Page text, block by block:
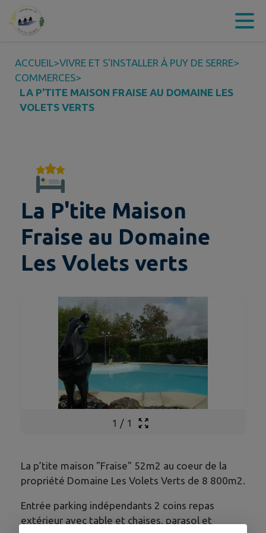
Contenu
ACCUEIL>VIVRE ET S'INSTALLER À PUY DE SERRE>
COMMERCES>
LA P'TITE MAISON FRAISE AU DOMAINE LES
VOLETS VERTS
La P'tite Maison
Fraise au Domaine
Les Volets verts
1 / 1
La p’tite maison "Fraise" 52m2 au coeur de la
propriété Domaine Les Volets Verts de 8 800m2.
Entrée parking indépendants 2 coins repas
extérieur avec table et chaises, parasol et